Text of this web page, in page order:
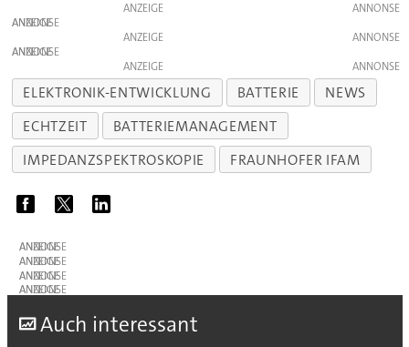
ANZEIGE
ANZEIGE
ANZEIGE
ANZEIGE
ANZEIGE
ELEKTRONIK-ENTWICKLUNG BATTERIE
NEWS
ECHTZEIT
BATTERIEMANAGEMENT
IMPEDANZSPEKTROSKOPIE
FRAUNHOFER IFAM
ANZEIGE
ANZEIGE
ANZEIGE
ANZEIGE
Auch interessant